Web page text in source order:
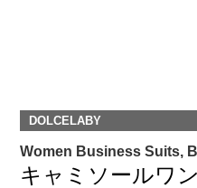
DOLCELABY
Women Business Suits,
キャミソールワ